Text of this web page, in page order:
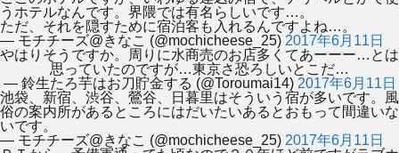
うホテルなんです。界隈では有名らしいです…。
ただ、それを隠すために宿泊客も入れるんですよね…。
— モチチーズ@きなこ (@mochicheese_25) 2017年6月11日
やはりそうですか。周りに水商売のお店多くてあーーー…とは
思っていたのですが…東京さ恐ろしいとこだ…
— 鈴生たろ芋はお刀貯金する (@Toroumai14) 2017年6月11日
池袋、新宿、渋谷、鶯谷、日暮里はそういう宿が多いです。風
俗の案内所があるところにはだいたいあるとおもって間違いな
いです。
— モチチーズ@きなこ (@mochicheese_25) 2017年6月11日